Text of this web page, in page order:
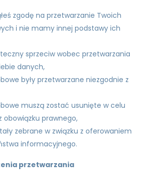
zgodę na przetwarzanie Twoich
i nie mamy innej podstawy ich
sprzeciw wobec przetwarzania
danych,
były przetwarzane niezgodnie z
muszą zostać usunięte w celu
obowiązku prawnego,
zebrane w związku z oferowaniem
informacyjnego.
przetwarzania